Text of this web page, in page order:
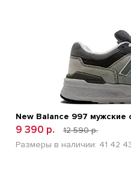
New Balance 997 мужские
9 390 р.
12 590 р.
Размеры в наличии: 41 42